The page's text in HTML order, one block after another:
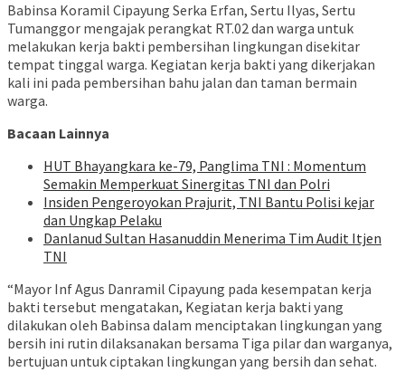
Babinsa Koramil Cipayung Serka Erfan, Sertu Ilyas, Sertu
Tumanggor mengajak perangkat RT.02 dan warga untuk
melakukan kerja bakti pembersihan lingkungan disekitar
tempat tinggal warga. Kegiatan kerja bakti yang dikerjakan
kali ini pada pembersihan bahu jalan dan taman bermain
warga.
Bacaan Lainnya
HUT Bhayangkara ke-79, Panglima TNI : Momentum
Semakin Memperkuat Sinergitas TNI dan Polri
Insiden Pengeroyokan Prajurit, TNI Bantu Polisi kejar
dan Ungkap Pelaku
Danlanud Sultan Hasanuddin Menerima Tim Audit Itjen
TNI
“Mayor Inf Agus Danramil Cipayung pada kesempatan kerja
bakti tersebut mengatakan, Kegiatan kerja bakti yang
dilakukan oleh Babinsa dalam menciptakan lingkungan yang
bersih ini rutin dilaksanakan bersama Tiga pilar dan warganya,
bertujuan untuk ciptakan lingkungan yang bersih dan sehat.